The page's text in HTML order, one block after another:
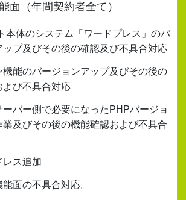
面（年間契約者全て）
本体のシステム「ワードプレス」のバ
ップ及びその後の確認及び不具合対応
機能のバージョンアップ及びその後の
よび不具合対応
ーバー側で必要になったPHPバージョ
業及びその後の機能確認および不具合
レス追加
面の不具合対応。